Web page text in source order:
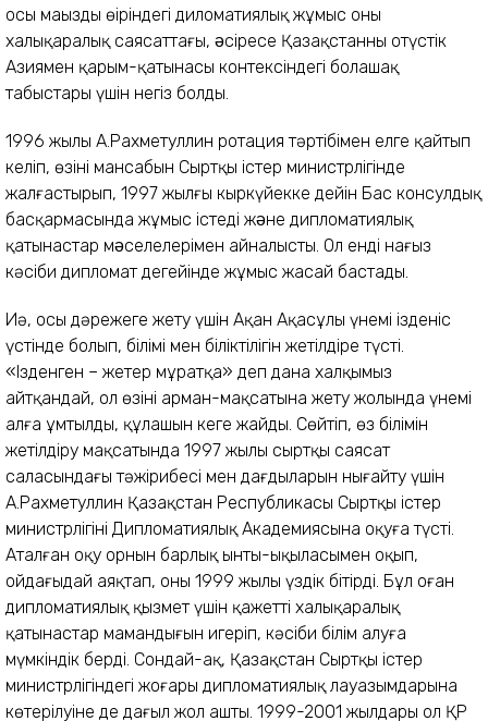
осы маңызды өңіріндегі диломатиялық жұмыс оның
халықаралық саясаттағы, əсіресе Қазақстанның оңтүстік
Азиямен қарым-қатынасы контексіндегі болашақ
табыстары үшін негіз болды.
1996 жылы А.Рахметуллин ротация тәртібімен елге қайтып
келіп, өзінің мансабын Сыртқы істер министрлігінде
жалғастырып, 1997 жылғы кыркүйекке дейін Бас консулдық
басқармасында жұмыс істеді жəне дипломатиялық
қатынастар мəселелерімен айналысты. Ол енді нағыз
кәсіби дипломат деңгейінде жұмыс жасай бастады.
Иә, осы дәрежеге жету үшін Ақан Ақасұлы үнемі ізденіс
үстінде болып, білімі мен біліктілігін жетілдіре түсті.
«Ізденген – жетер мұратқа» деп дана халқымыз
айтқандай, ол өзінің арман-мақсатына жету жолында үнемі
алға ұмтылды, құлашын кеңге жайды. Сөйтіп, өз білімін
жетілдіру мақсатында 1997 жылы сыртқы саясат
саласындағы тәжірибесі мен дағдыларын нығайту үшін
А.Рахметуллин Қазақстан Республикасы Сыртқы істер
министрлігінің Дипломатиялық Академиясына оқуға түсті.
Аталған оқу орнын барлық ынты-ықыласымен оқып,
ойдағыдай аяқтап, оны 1999 жылы үздік бітірді. Бұл оған
дипломатиялық қызмет үшін қажетті халықаралық
қатынастар мамандығын игеріп, кәсіби білім алуға
мүмкіндік берді. Сондай-ақ, Қазақстан Сыртқы істер
министрлігіндегі жоғары дипломатиялық лауазымдарына
көтерілуіне де даңғыл жол ашты. 1999-2001 жылдары ол ҚР